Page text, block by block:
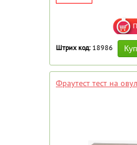
Штрих код: 18986
Фраутест тест на